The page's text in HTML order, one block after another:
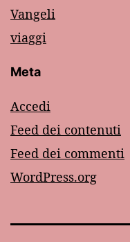
Vangeli
viaggi
Meta
Accedi
Feed dei contenuti
Feed dei commenti
WordPress.org